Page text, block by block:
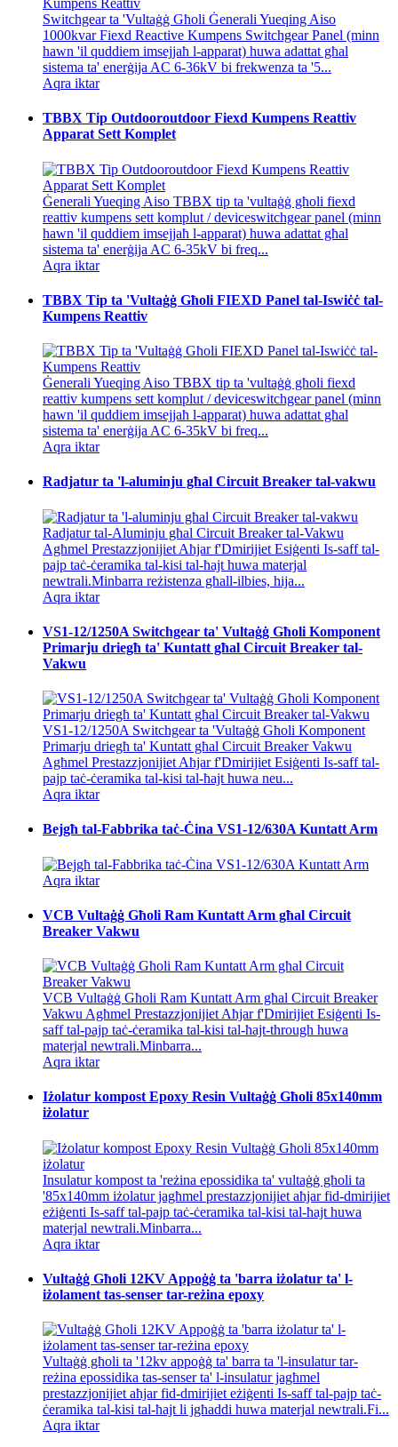
Switchgear ta 'Vultaġġ Għoli Ġenerali Yueqing Aiso
1000kvar Fiexd Reactive Kumpens Switchgear Panel (minn
hawn 'il quddiem imsejjaħ l-apparat) huwa adattat għal
sistema ta' enerġija AC 6-36kV bi frekwenza ta '5...
Aqra iktar
TBBX Tip Outdooroutdoor Fiexd Kumpens Reattiv
Apparat Sett Komplet
Ġenerali Yueqing Aiso TBBX tip ta 'vultaġġ għoli fiexd
reattiv kumpens sett komplut / deviceswitchgear panel (minn
hawn 'il quddiem imsejjaħ l-apparat) huwa adattat għal
sistema ta' enerġija AC 6-35kV bi freq...
Aqra iktar
TBBX Tip ta 'Vultaġġ Għoli FIEXD Panel tal-Iswiċċ tal-
Kumpens Reattiv
Ġenerali Yueqing Aiso TBBX tip ta 'vultaġġ għoli fiexd
reattiv kumpens sett komplut / deviceswitchgear panel (minn
hawn 'il quddiem imsejjaħ l-apparat) huwa adattat għal
sistema ta' enerġija AC 6-35kV bi freq...
Aqra iktar
Radjatur ta 'l-aluminju għal Circuit Breaker tal-vakwu
Radjatur tal-Aluminju għal Circuit Breaker tal-Vakwu
Agħmel Prestazzjonijiet Aħjar f'Dmirijiet Esiġenti Is-saff tal-
pajp taċ-ċeramika tal-kisi tal-ħajt huwa materjal
newtrali.Minbarra reżistenza għall-ilbies, hija...
Aqra iktar
VS1-12/1250A Switchgear ta' Vultaġġ Għoli Komponent
Primarju driegħ ta' Kuntatt għal Circuit Breaker tal-
Vakwu
VS1-12/1250A Switchgear ta 'Vultaġġ Għoli Komponent
Primarju driegħ ta' Kuntatt għal Circuit Breaker Vakwu
Agħmel Prestazzjonijiet Aħjar f'Dmirijiet Esiġenti Is-saff tal-
pajp taċ-ċeramika tal-kisi tal-ħajt huwa neu...
Aqra iktar
Bejgħ tal-Fabbrika taċ-Ċina VS1-12/630A Kuntatt Arm
Aqra iktar
VCB Vultaġġ Għoli Ram Kuntatt Arm għal Circuit
Breaker Vakwu
VCB Vultaġġ Għoli Ram Kuntatt Arm għal Circuit Breaker
Vakwu Agħmel Prestazzjonijiet Aħjar f'Dmirijiet Esiġenti Is-
saff tal-pajp taċ-ċeramika tal-kisi tal-ħajt-through huwa
materjal newtrali.Minbarra...
Aqra iktar
Iżolatur kompost Epoxy Resin Vultaġġ Għoli 85x140mm
iżolatur
Insulatur kompost ta 'reżina epossidika ta' vultaġġ għoli ta
'85x140mm iżolatur jagħmel prestazzjonijiet aħjar fid-dmirijiet
eżiġenti Is-saff tal-pajp taċ-ċeramika tal-kisi tal-ħajt huwa
materjal newtrali.Minbarra...
Aqra iktar
Vultaġġ Għoli 12KV Appoġġ ta 'barra iżolatur ta' l-
iżolament tas-senser tar-reżina epoxy
Vultaġġ għoli ta '12kv appoġġ ta' barra ta 'l-insulatur tar-
reżina epossidika tas-senser ta' l-insulatur jagħmel
prestazzjonijiet aħjar fid-dmirijiet eżiġenti Is-saff tal-pajp taċ-
ċeramika tal-kisi tal-ħajt li jgħaddi huwa materjal newtrali.Fi...
Aqra iktar